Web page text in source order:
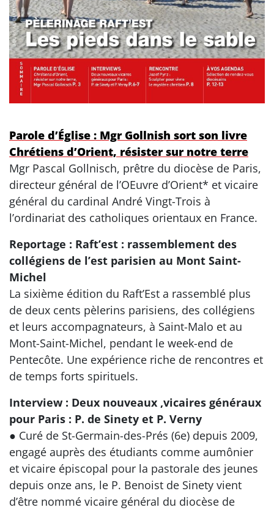
Parole d’Église : Mgr Gollnish sort son livre
Chrétiens d’Orient, résister sur notre terre
Mgr Pascal Gollnisch, prêtre du diocèse de Paris,
directeur général de l’OEuvre d’Orient* et vicaire
général du cardinal André Vingt-Trois à
l’ordinariat des catholiques orientaux en France.
Reportage : Raft’est : rassemblement des
collégiens de l’est parisien au Mont Saint-
Michel
La sixième édition du Raft’Est a rassemblé plus
de deux cents pèlerins parisiens, des collégiens
et leurs accompagnateurs, à Saint-Malo et au
Mont-Saint-Michel, pendant le week-end de
Pentecôte. Une expérience riche de rencontres et
de temps forts spirituels.
Interview : Deux nouveaux ,vicaires généraux
pour Paris : P. de Sinety et P. Verny
● Curé de St-Germain-des-Prés (6e) depuis 2009,
engagé auprès des étudiants comme aumônier
et vicaire épiscopal pour la pastorale des jeunes
depuis onze ans, le P. Benoist de Sinety vient
d’être nommé vicaire général du diocèse de